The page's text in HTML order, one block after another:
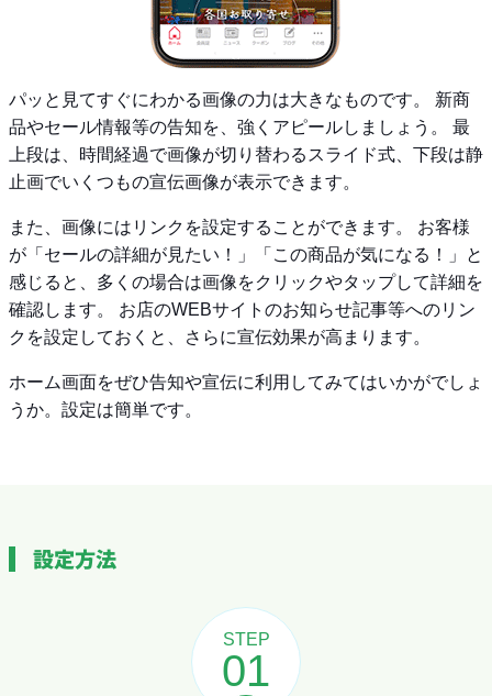
パッと見てすぐにわかる画像の力は大きなものです。 新商
品やセール情報等の告知を、強くアピールしましょう。 最
上段は、時間経過で画像が切り替わるスライド式、下段は静
止画でいくつもの宣伝画像が表示できます。
また、画像にはリンクを設定することができます。 お客様
が「セールの詳細が見たい！」「この商品が気になる！」と
感じると、多くの場合は画像をクリックやタップして詳細を
確認します。 お店のWEBサイトのお知らせ記事等へのリン
クを設定しておくと、さらに宣伝効果が高まります。
ホーム画面をぜひ告知や宣伝に利用してみてはいかがでしょ
うか。設定は簡単です。
設定方法
STEP
01